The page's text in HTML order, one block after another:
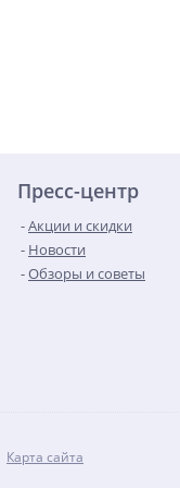
Пресс-центр
Акции и скидки
Новости
Обзоры и советы
Карта сайта